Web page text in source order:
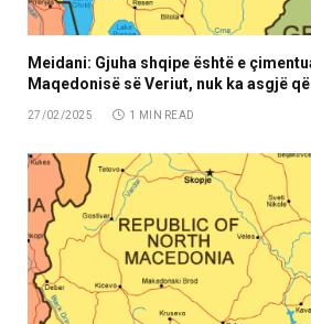
Meidani: Gjuha shqipe është e
Maqedonisë së Veriut, nuk ka asgjë
27/02/2025 1 MIN READ